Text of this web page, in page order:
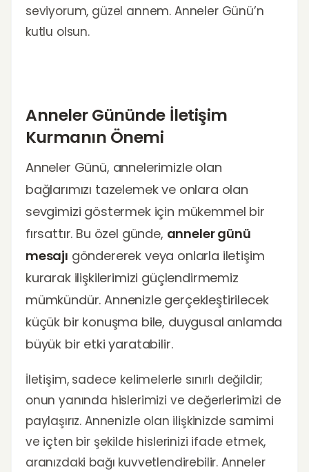
seviyorum, güzel annem. Anneler Günü’n
kutlu olsun.
Anneler Gününde İletişim
Kurmanın Önemi
Anneler Günü, annelerimizle olan
bağlarımızı tazelemek ve onlara olan
sevgimizi göstermek için mükemmel bir
fırsattır. Bu özel günde, anneler günü
mesajı göndererek veya onlarla iletişim
kurarak ilişkilerimizi güçlendirmemiz
mümkündür. Annenizle gerçekleştirilecek
küçük bir konuşma bile, duygusal anlamda
büyük bir etki yaratabilir.
İletişim, sadece kelimelerle sınırlı değildir;
onun yanında hislerimizi ve değerlerimizi de
paylaşırız. Annenizle olan ilişkinizde samimi
ve içten bir şekilde hislerinizi ifade etmek,
aranızdaki bağı kuvvetlendirebilir. Anneler